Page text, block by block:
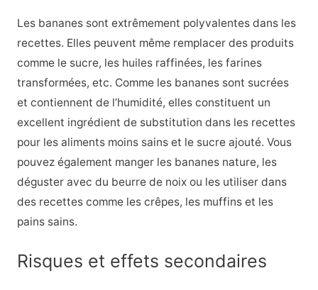
Les bananes sont extrêmement polyvalentes dans les
recettes. Elles peuvent même remplacer des produits
comme le sucre, les huiles raffinées, les farines
transformées, etc. Comme les bananes sont sucrées
et contiennent de l’humidité, elles constituent un
excellent ingrédient de substitution dans les recettes
pour les aliments moins sains et le sucre ajouté. Vous
pouvez également manger les bananes nature, les
déguster avec du beurre de noix ou les utiliser dans
des recettes comme les crêpes, les muffins et les
pains sains.
Risques et effets secondaires